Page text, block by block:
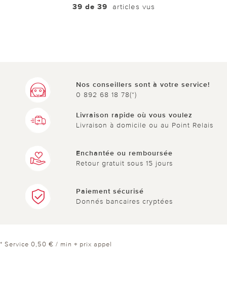
39 de 39 articles vus
Nos conseillers sont à votre service!
0 892 68 18 78(*)
Livraison rapide où vous voulez
Livraison à domicile ou au Point Relais
Enchantée ou remboursée
Retour gratuit sous 15 jours
Paiement sécurisé
Donnés bancaires cryptées
* Service 0,50 € / min + prix appel